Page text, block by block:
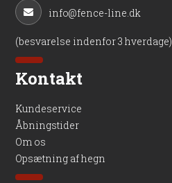
info@fence-line.dk
(besvarelse indenfor 3 hverdage)
Kontakt
Kundeservice
Åbningstider
Om os
Opsætning af hegn